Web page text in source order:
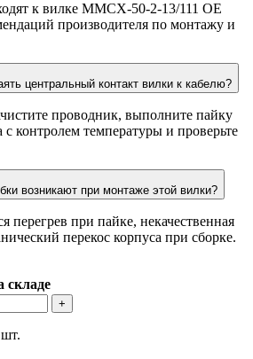
к вилке MMCX-50-2-13/111 OE
производителя по монтажу и
центральный контакт вилки к кабелю?
проводник, выполните пайку
с контролем температуры и проверьте
возникают при монтаже этой вилки?
перегрев при пайке, некачественная
перекос корпуса при сборке.
складе
+